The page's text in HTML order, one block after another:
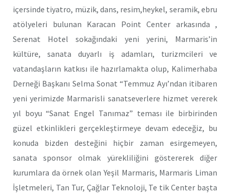
içersinde tiyatro, müzik, dans, resim,heykel, seramik, ebru
atölyeleri bulunan Karacan Point Center arkasında ,
Serenat Hotel sokağındaki yeni yerini, Marmaris’in
kültüre, sanata duyarlı iş adamları, turizmcileri ve
vatandaşların katkısı ile hazırlamakta olup, Kalimerhaba
Derneği Başkanı Selma Sonat “Temmuz Ayı’ndan itibaren
yeni yerimizde Marmarisli sanatseverlere hizmet vererek
yıl boyu “Sanat Engel Tanımaz” teması ile birbirinden
güzel etkinlikleri gerçekleştirmeye devam edeceğiz, bu
konuda bizden desteğini hiçbir zaman esirgemeyen,
sanata sponsor olmak yürekliliğini göstererek diğer
kurumlara da örnek olan Yeşil Marmaris, Marmaris Liman
İşletmeleri, Tan Tur, Çağlar Teknoloji, Te tik Center başta